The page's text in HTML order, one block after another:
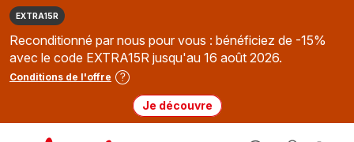
EXTRA15R
Reconditionné par nous pour vous : bénéficiez de -15%
avec le code EXTRA15R jusqu'au 16 août 2026.
Conditions de l'offre
Je découvre